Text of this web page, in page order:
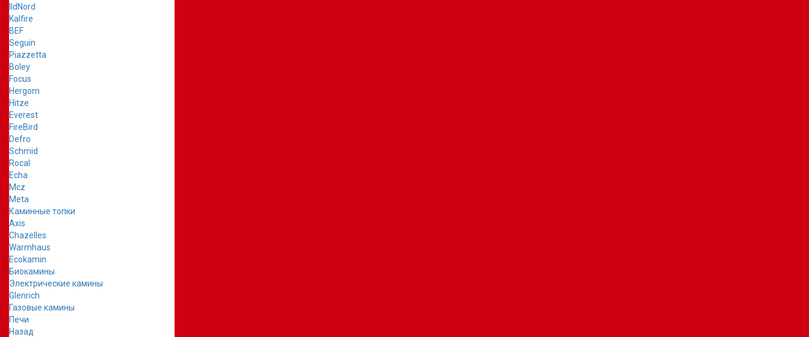
IldNord
Kalfire
BEF
Seguin
Piazzetta
Boley
Focus
Hergom
Hitze
Everest
FireBird
Defro
Schmid
Rocal
Echa
Mcz
Meta
Каминные топки
Axis
Chazelles
Warmhaus
Ecokamin
Биокамины
Электрические камины
Glenrich
Газовые камины
Печи
Назад